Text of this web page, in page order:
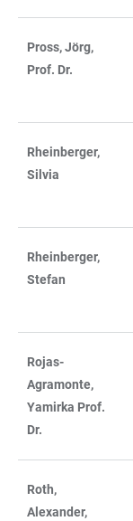
Pross, Jörg,
Prof. Dr.
Rheinberger,
Silvia
Rheinberger,
Stefan
Rojas-
Agramonte,
Yamirka Prof.
Dr.
Roth,
Alexander,